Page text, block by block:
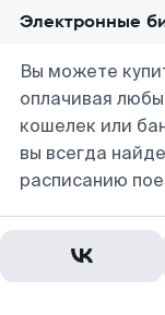
Электронные
Вы можете
оплачивая
кошелек или
вы всегда
расписанию